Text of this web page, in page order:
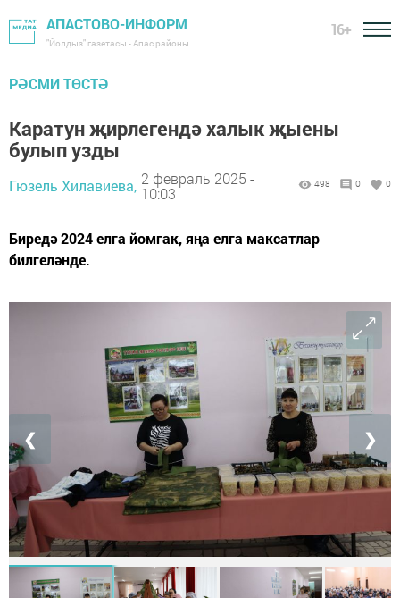
АПАСТОВО-ИНФОРМ
"Йолдыз" газетасы - Апас районы
16+
РӘСМИ ТӨСТӘ
Каратун җирлегендә халык җыены
булып узды
Гюзель Хилавиева, 2 февраль 2025 -
10:03
498 0 0
Биредә 2024 елга йомгак, яңа елга максатлар
билгеләнде.
❮ ❯